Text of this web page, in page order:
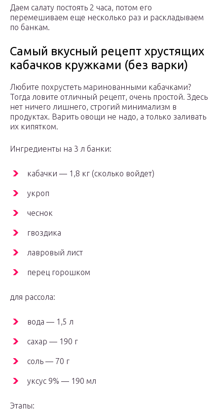
Даем салату постоять 2 часа, потом его
перемешиваем еще несколько раз и раскладываем
по банкам.
Самый вкусный рецепт хрустящих
кабачков кружками (без варки)
Любите похрустеть маринованными кабачками?
Тогда ловите отличный рецепт, очень простой. Здесь
нет ничего лишнего, строгий минимализм в
продуктах. Варить овощи не надо, а только заливать
их кипятком.
Ингредиенты на 3 л банки:
кабачки — 1,8 кг (сколько войдет)
укроп
чеснок
гвоздика
лавровый лист
перец горошком
для рассола:
вода — 1,5 л
сахар — 190 г
соль — 70 г
уксус 9% — 190 мл
Этапы: